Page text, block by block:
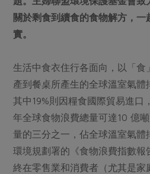
休閒零嘴 沖
保健食品
居家好物
美妝保養 個
家庭清潔 織品
日用品 圖
防災用品
湯品．鍋物
漬物
飲品
主題食譜
異國料理
年菜食譜
議題活動
30%rPET紅烏龍茶
2024農業發展計畫年度報告
更多議題活動
傳到心坎裡，誠心又澎派
廢核運動 能
減添加物
公益金 食
更多議題
生活者e週報
綠主張月刊
硝酸鹽檢驗
合作社法規
社務專區
選舉專區
最新消息
關於剩食到續食的食物解方，
實。
生活中食衣住行各面向，以「食
產到餐桌所產生的全球溫室氣體
其中19%則因糧食國際貿易進口
年全球食物浪費總量可達10 億
量的三分之一，佔全球溫室氣體
環境規劃署的《食物浪費指數報
終在零售業和消費者（尤其是家